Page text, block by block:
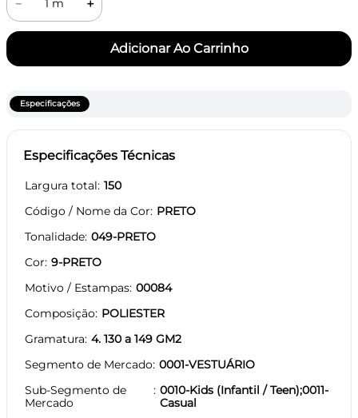
＋
－
Especificações
Especificações Técnicas
Largura total 150
Código / Nome da Cor PRETO
Tonalidade 049-PRETO
Cor 9-PRETO
Motivo / Estampas 00084
Composição POLIESTER
Gramatura 4. 130 a 149 GM2
Segmento de Mercado 0001-VESTUÁRIO
Sub-Segmento de
Mercado
0010-Kids (Infantil / Teen);0011-
Casual